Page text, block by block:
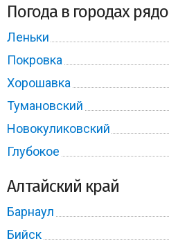
Погода в городах
Леньки
Покровка
Хорошавка
Тумановский
Новокуликовский
Глубокое
Алтайский край
Барнаул
Бийск